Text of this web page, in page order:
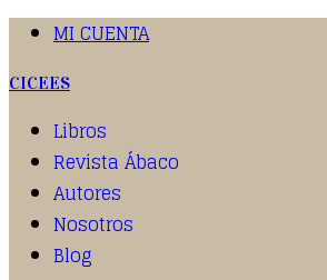
MI CUENTA
CICEES
Libros
Revista Ábaco
Autores
Nosotros
Blog